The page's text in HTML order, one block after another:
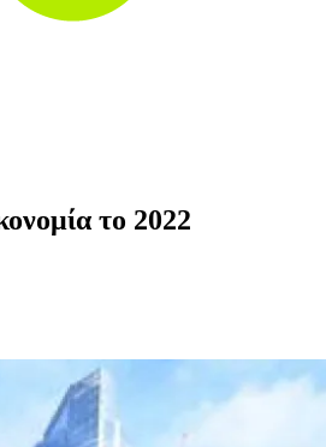
το 2022